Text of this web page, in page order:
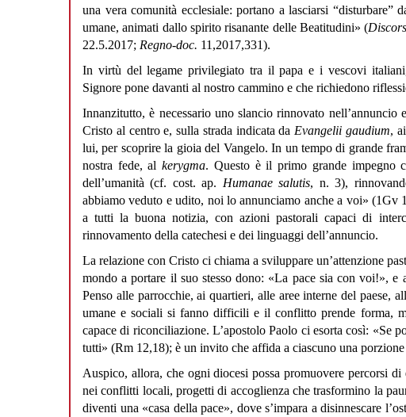
una vera comunità ecclesiale: portano a lasciarsi “disturbare”
umane, animati dallo spirito risanante delle Beatitudini» (
22.5.2017; Regno-doc. 11,2017,331).
In virtù del legame privilegiato tra il papa e i vescovi
Signore pone davanti al nostro cammino e che richiedono
Innanzitutto, è necessario uno slancio rinnovato
Cristo al centro e, sulla strada indicata da Evangelii gaudium,
lui, per scoprire la gioia del Vangelo. In un tempo di grande
nostra fede, alkerygma. Questo è il primo grande impegno
dell’umanità (cf. cost. ap. Humanae salutis, n. 3),
abbiamo veduto e udito, noi lo annunciamo anche a voi»
a tutti la buona notizia, con azioni pastorali capaci di
rinnovamento della catechesi e dei linguaggi dell’annuncio.
La relazione con Cristo ci chiama a sviluppare un’attenzione
mondo a portare il suo stesso dono: «La pace sia con voi!»,
Penso alle parrocchie, ai quartieri, alle aree interne del paese,
umane e sociali si fanno difficili e il conflitto prende forma,
capace di riconciliazione. L’apostolo Paolo ci esorta così: «Se
tutti» (Rm 12,18); è un invito che affida a ciascuno una
Auspico, allora, che ogni diocesi possa promuovere percorsi
nei conflitti locali, progetti di accoglienza che trasformino la
diventi una «casa della pace», dove s’impara a disinnescare